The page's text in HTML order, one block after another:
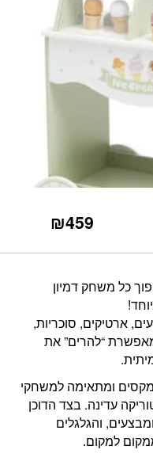
₪459
כל משחק דמיון
ארטיקים, סוכריות,
“להרים” את
ומתאימה למשחקי
עדינה. בצד הדוכן
והגלגלים
למקום.